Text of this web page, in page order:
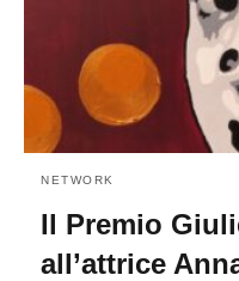
NETWORK
Il Premio
all’attrice